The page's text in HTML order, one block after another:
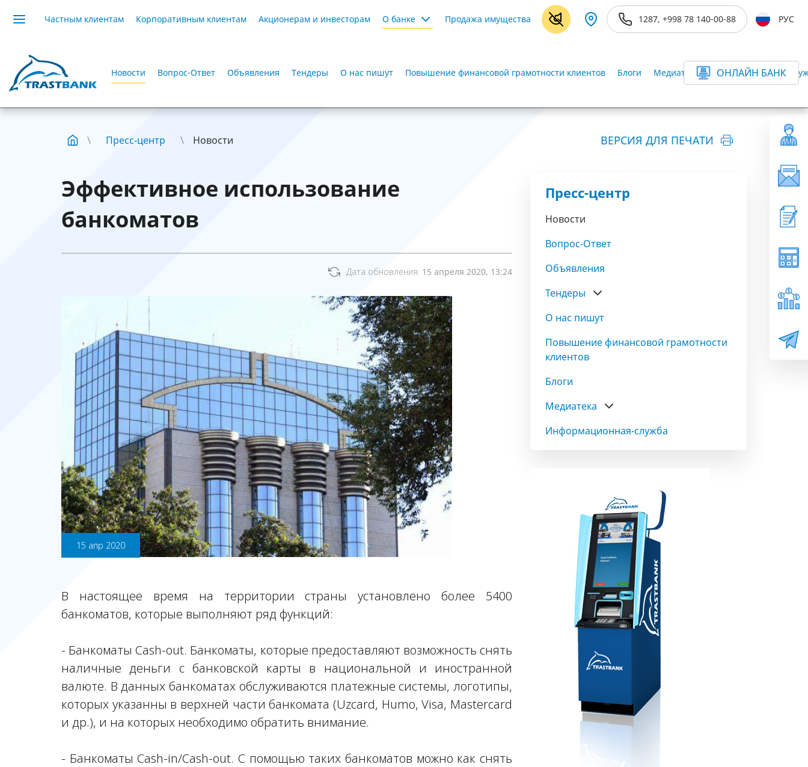
Частным клиентам Корпоративным клиентам Акционерам и инвесторам О банке Продажа имущества 1287, +998 78 140-00-88 РУС
Новости Вопрос-Ответ Объявления Тендеры О нас пишут Повышение финансовой грамотности клиентов Блоги Медиатека Информационная-
ОНЛАЙН БАНК
Пресс-центр Новости ВЕРСИЯ ДЛЯ ПЕЧАТИ
Эффективное использование
банкоматов
Дата обновления: 15 апреля 2020, 13:24
15 апр 2020
В настоящее время на территории страны установлено более 5400
банкоматов, которые выполняют ряд функций:
- Банкоматы Cash-out. Банкоматы, которые предоставляют возможность снять
наличные деньги с банковской карты в национальной и иностранной
валюте. В данных банкоматах обслуживаются платежные системы, логотипы,
которых указанны в верхней части банкомата (Uzcard, Humo, Visa, Mastercard
и др.), и на которых необходимо обратить внимание.
- Банкоматы Cash-in/Cash-out. С помощью таких банкоматов можно как снять
Пресс-центр
Новости
Вопрос-Ответ
Объявления
Тендеры
О нас пишут
Повышение финансовой грамотности
клиентов
Блоги
Медиатека
Информационная-служба